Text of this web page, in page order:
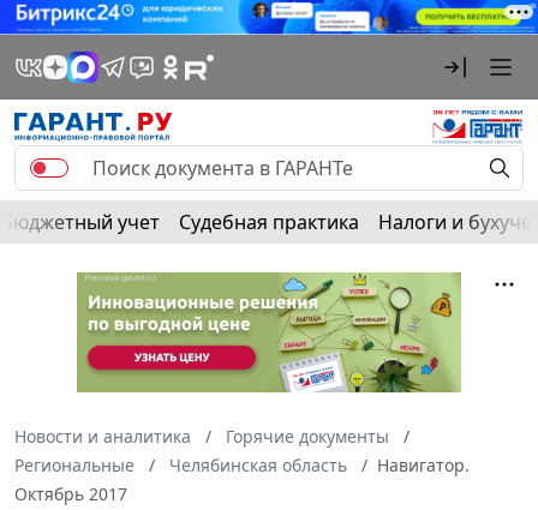
Бюджетный учет Судебная практика Налоги и
Новости и аналитика
Горячие документы
Региональные
Челябинская область
Навигатор.
Октябрь 2017